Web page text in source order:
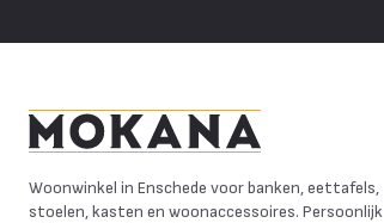
Woonwinkel in Enschede voor banken, eettafels,
stoelen, kasten en woonaccessoires. Persoonlijk